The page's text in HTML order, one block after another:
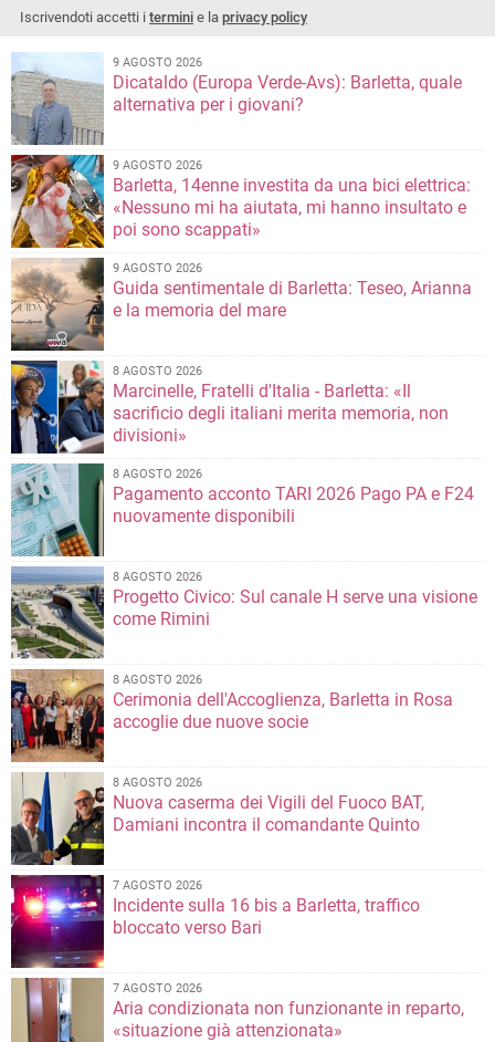
Iscrivendoti accetti i termini e la privacy policy
9 AGOSTO 2026
Dicataldo (Europa Verde-Avs): Barletta, quale
alternativa per i giovani?
9 AGOSTO 2026
Barletta, 14enne investita da una bici elettrica:
«Nessuno mi ha aiutata, mi hanno insultato e
poi sono scappati»
9 AGOSTO 2026
Guida sentimentale di Barletta: Teseo, Arianna
e la memoria del mare
8 AGOSTO 2026
Marcinelle, Fratelli d'Italia - Barletta: «Il
sacrificio degli italiani merita memoria, non
divisioni»
8 AGOSTO 2026
Pagamento acconto TARI 2026 Pago PA e F24
nuovamente disponibili
8 AGOSTO 2026
Progetto Civico: Sul canale H serve una visione
come Rimini
8 AGOSTO 2026
Cerimonia dell'Accoglienza, Barletta in Rosa
accoglie due nuove socie
8 AGOSTO 2026
Nuova caserma dei Vigili del Fuoco BAT,
Damiani incontra il comandante Quinto
7 AGOSTO 2026
Incidente sulla 16 bis a Barletta, traffico
bloccato verso Bari
7 AGOSTO 2026
Aria condizionata non funzionante in reparto,
«situazione già attenzionata»